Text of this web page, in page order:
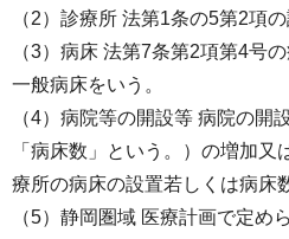
（2）診療所 法第1条の5第2項
（3）病床 法第7条第2項第4号
一般病床をいう。
（4）病院等の開設等 病院の開
「病床数」という。）の増加又
療所の病床の設置若しくは病床
（5）静岡圏域 医療計画で定め